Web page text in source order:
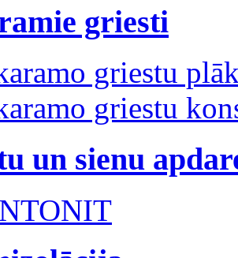
griesti
griestu
griestu
un sienu